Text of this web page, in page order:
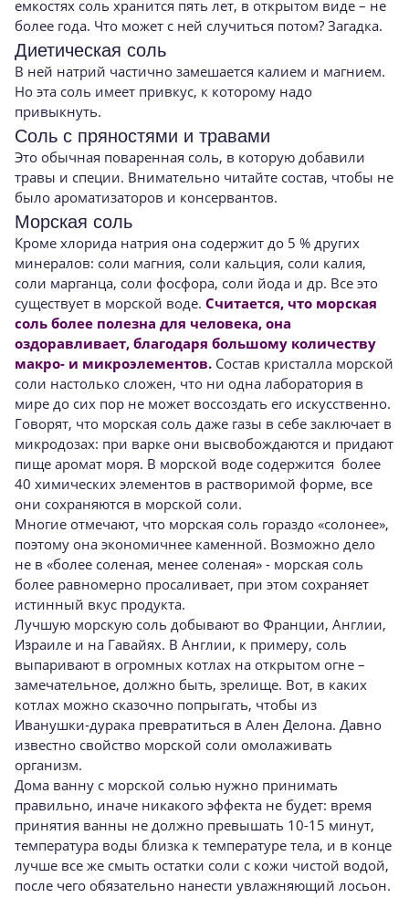
емкостях соль хранится пять лет, в открытом виде – не
более года. Что может с ней случиться потом? Загадка.
Диетическая соль
В ней натрий частично замешается калием и магнием.
Но эта соль имеет привкус, к которому надо
привыкнуть.
Соль с пряностями и травами
Это обычная поваренная соль, в которую добавили
травы и специи. Внимательно читайте состав, чтобы не
было ароматизаторов и консервантов.
Морская соль
Кроме хлорида натрия она содержит до 5 % других
минералов: соли магния, соли кальция, соли калия,
соли марганца, соли фосфора, соли йода и др. Все это
существует в морской воде. Считается, что морская
соль более полезна для человека, она
оздоравливает, благодаря большому количеству
макро- и микроэлементов. Состав кристалла морской
соли настолько сложен, что ни одна лаборатория в
мире до сих пор не может воссоздать его искусственно.
Говорят, что морская соль даже газы в себе заключает в
микродозах: при варке они высвобождаются и придают
пище аромат моря. В морской воде содержится более
40 химических элементов в растворимой форме, все
они сохраняются в морской соли.
Многие отмечают, что морская соль гораздо «солонее»,
поэтому она экономичнее каменной. Возможно дело
не в «более соленая, менее соленая» - морская соль
более равномерно просаливает, при этом сохраняет
истинный вкус продукта.
Лучшую морскую соль добывают во Франции, Англии,
Израиле и на Гавайях. В Англии, к примеру, соль
выпаривают в огромных котлах на открытом огне –
замечательное, должно быть, зрелище. Вот, в каких
котлах можно сказочно попрыгать, чтобы из
Иванушки-дурака превратиться в Ален Делона. Давно
известно свойство морской соли омолаживать
организм.
Дома ванну с морской солью нужно принимать
правильно, иначе никакого эффекта не будет: время
принятия ванны не должно превышать 10-15 минут,
температура воды близка к температуре тела, и в конце
лучше все же смыть остатки соли с кожи чистой водой,
после чего обязательно нанести увлажняющий лосьон.